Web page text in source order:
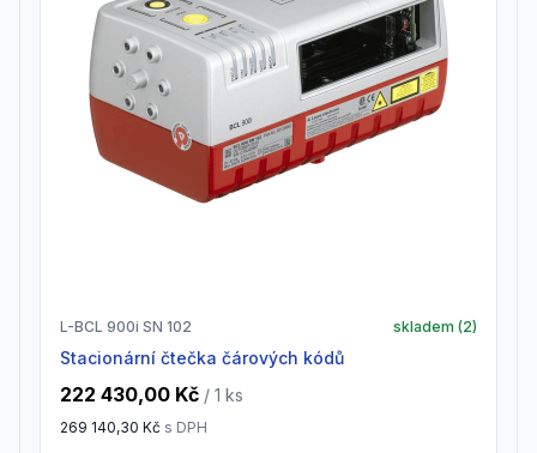
L-BCL 900i SN 102 skladem (2)
Stacionární čtečka čárových kódů
222 430,00 Kč / 1 ks
269 140,30 Kč s DPH